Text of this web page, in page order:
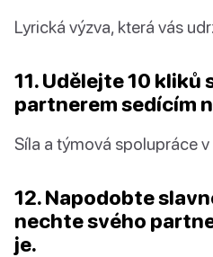
Lyrická výzva, která vás
11. Udělejte 10 kliků
partnerem sedícím
Síla a týmová spolupráce v
12. Napodobte
nechte svého
je.